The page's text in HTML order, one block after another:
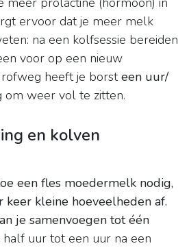
ervoor dat je meer melk
na een kolfsessie bereiden
voor op een nieuw
heeft je borsteen uur/
om weer vol te zitten.
en kolven
een fles moedermelk nodig,
keer kleine hoeveelheden af.
je samenvoegen tot één
half uur tot een uur na een